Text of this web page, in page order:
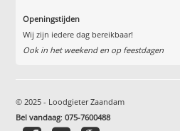
Openingstijden
Wij zijn iedere dag bereikbaar!
Ook in het weekend en op feestdagen
© 2025 - Loodgieter Zaandam
Bel vandaag:075-7600488